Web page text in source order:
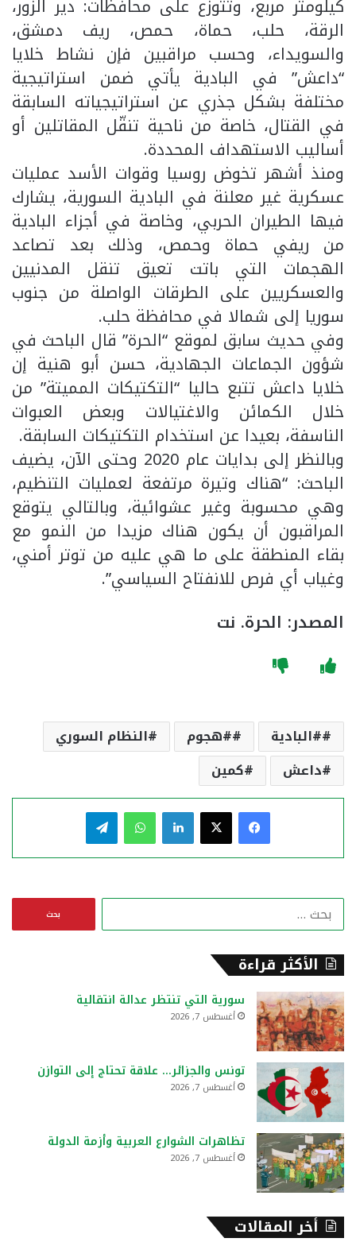
كيلومتر مربع، وتتوزع على محافظات: دير الزور،
الرقة، حلب، حماة، حمص، ريف دمشق،
والسويداء، وحسب مراقبين فإن نشاط خلايا
“داعش” في البادية يأتي ضمن استراتيجية
مختلفة بشكل جذري عن استراتيجياته السابقة
في القتال، خاصة من ناحية تنقّل المقاتلين أو
أساليب الاستهداف المحددة.
ومنذ أشهر تخوض روسيا وقوات الأسد عمليات
عسكرية غير معلنة في البادية السورية، يشارك
فيها الطيران الحربي، وخاصة في أجزاء البادية
من ريفي حماة وحمص، وذلك بعد تصاعد
الهجمات التي باتت تعيق تنقل المدنيين
والعسكريين على الطرقات الواصلة من جنوب
سوريا إلى شمالا في محافظة حلب.
وفي حديث سابق لموقع “الحرة” قال الباحث في
شؤون الجماعات الجهادية، حسن أبو هنية إن
خلايا داعش تتبع حاليا “التكتيكات المميتة” من
خلال الكمائن والاغتيالات وبعض العبوات
الناسفة، بعيدا عن استخدام التكتيكات السابقة.
وبالنظر إلى بدايات عام 2020 وحتى الآن، يضيف
الباحث: “هناك وتيرة مرتفعة لعمليات التنظيم،
وهي محسوبة وغير عشوائية، وبالتالي يتوقع
المراقبون أن يكون هناك مزيدا من النمو مع
بقاء المنطقة على ما هي عليه من توتر أمني،
وغياب أي فرص للانفتاح السياسي”.
المصدر: الحرة. نت
#البادية #هجوم
النظام السوري
داعش
كمين
فيسبوك لينكدإن واتساب
ن
الأكثر قراءة
سورية التي تنتظر عدالة انتقالية
أغسطس 7, 2026
تونس والجزائر… علاقة تحتاج إلى التوازن
أغسطس 7, 2026
تظاهرات الشوارع العربية وأزمة الدولة
أغسطس 7, 2026
أخر المقالات